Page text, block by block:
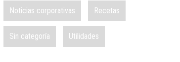
Noticias corporativas Recetas
Sin categoría Utilidades